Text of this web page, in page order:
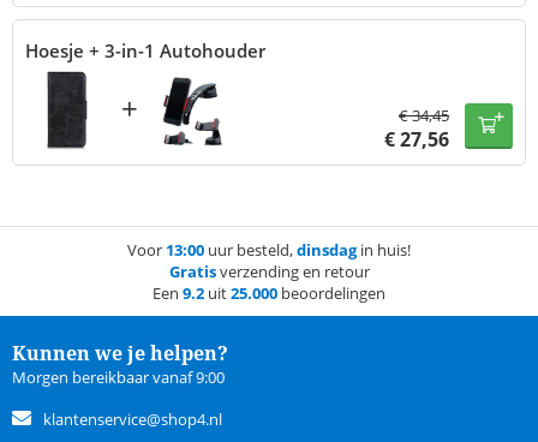
Hoesje + 3-in-1 Autohouder
+ €34,45
€27,56
Voor 13:00 uur besteld,dinsdagin huis!
Gratisverzending en retour
Een 9.2 uit25.000 beoordelingen
Kunnen we je helpen?
Morgen bereikbaar vanaf 9:00
klantenservice@shop4.nl